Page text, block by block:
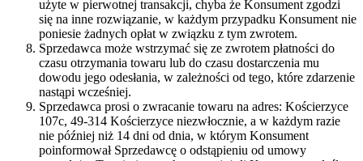
użyte w pierwotnej transakcji, chyba że Konsument zgodzi
się na inne rozwiązanie, w każdym przypadku Konsument nie
poniesie żadnych opłat w związku z tym zwrotem.
Sprzedawca może wstrzymać się ze zwrotem płatności do
czasu otrzymania towaru lub do czasu dostarczenia mu
dowodu jego odesłania, w zależności od tego, które zdarzenie
nastąpi wcześniej.
Sprzedawca prosi o zwracanie towaru na adres: Kościerzyce
107c, 49-314 Kościerzyce niezwłocznie, a w każdym razie
nie później niż 14 dni od dnia, w którym Konsument
poinformował Sprzedawcę o odstąpieniu od umowy